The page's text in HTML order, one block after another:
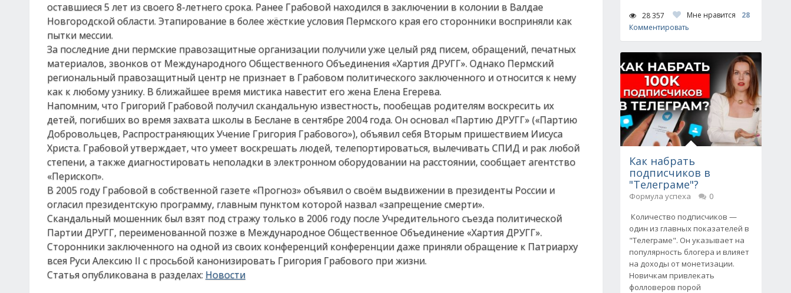
оставшиеся 5 лет из своего 8-летнего срока. Ранее Грабовой находился в заключении в колонии в Валдае
Новгородской области. Этапирование в более жёсткие условия Пермского края его сторонники восприняли как
пытки мессии.
За последние дни пермские правозащитные организации получили уже целый ряд писем, обращений, печатных
материалов, звонков от Международного Общественного Объединения «Хартия ДРУГГ». Однако Пермский
региональный правозащитный центр не признает в Грабовом политического заключенного и относится к нему
как к любому узнику. В ближайшее время мистика навестит его жена Елена Егерева.
Напомним, что Григорий Грабовой получил скандальную известность, пообещав родителям воскресить их
детей, погибших во время захвата школы в Беслане в сентябре 2004 года. Он основал «Партию ДРУГГ» («Партию
Добровольцев, Распространяющих Учение Григория Грабового»), объявил себя Вторым пришествием Иисуса
Христа. Грабовой утверждает, что умеет воскрешать людей, телепортироваться, вылечивать СПИД и рак любой
степени, а также диагностировать неполадки в электронном оборудовании на расстоянии, сообщает агентство
«Перископ».
В 2005 году Грабовой в собственной газете «Прогноз» объявил о своём выдвижении в президенты России и
огласил президентскую программу, главным пунктом которой назвал «запрещение смерти».
Скандальный мошенник был взят под стражу только в 2006 году после Учредительного съезда политической
Партии ДРУГГ, переименованной позже в Международное Общественное Объединение «Хартия ДРУГГ».
Сторонники заключенного на одной из своих конференций конференции даже приняли обращение к Патриарху
всея Руси Алексию II с просьбой канонизировать Григория Грабового при жизни.
Статья опубликована в разделах: Новости
28 357 Мне нравится
28
Комментировать
Как набрать
подписчиков в
"Телеграме"?
Формула успеха
0
Количество подписчиков —
один из главных показателей в
"Телеграме". Он указывает на
популярность блогера и влияет
на доходы от монетизации.
Новичкам привлекать
фолловеров порой